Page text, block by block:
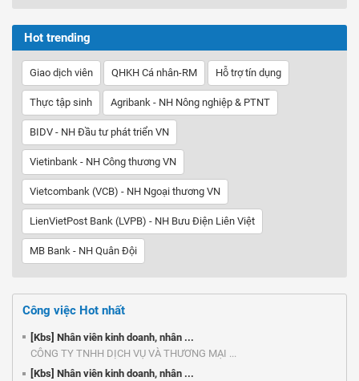
Hot trending
Giao dịch viên QHKH Cá nhân-RM Hỗ trợ tín dụng
Thực tập sinh Agribank - NH Nông nghiệp & PTNT
BIDV - NH Đầu tư phát triển VN
Vietinbank - NH Công thương VN
Vietcombank (VCB) - NH Ngoại thương VN
LienVietPost Bank (LVPB) - NH Bưu Điện Liên Việt
MB Bank - NH Quân Đội
Công việc Hot nhất
[Kbs] Nhân viên kinh doanh, nhân ...
CÔNG TY TNHH DỊCH VỤ VÀ THƯƠNG MẠI ...
[Kbs] Nhân viên kinh doanh, nhân ...